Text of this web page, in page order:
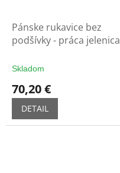
Pánske rukavice bez
podšívky - práca jelenica
Skladom
70,20 €
DETAIL